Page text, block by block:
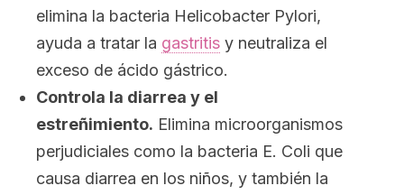
elimina la bacteria Helicobacter Pylori,
ayuda a tratar la gastritis y neutraliza el
exceso de ácido gástrico.
Controla la diarrea y el
estreñimiento. Elimina microorganismos
perjudiciales como la bacteria E. Coli que
causa diarrea en los niños, y también la